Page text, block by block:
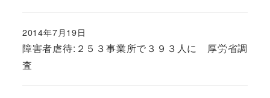
障害者虐待:２５３事業所で３９３人に 厚労省調
査
投稿日
2014年7月19日